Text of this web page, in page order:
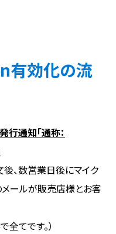
効化の流
行通知「通称：
、数営業日後にマイク
メールが販売店様とお客
てです。）